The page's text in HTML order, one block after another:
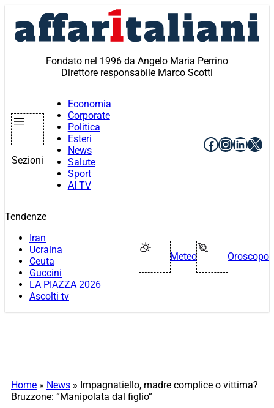
contenuto
Fondato nel 1996 da Angelo Maria Perrino
Direttore responsabile Marco Scotti
Sezioni
Economia
Corporate
Politica
Esteri
News
Salute
Sport
AI TV
Facebook
X
Tendenze
Iran
Ucraina
Ceuta
Guccini
LA PIAZZA 2026
Ascolti tv
Meteo Oroscopo
Home » News » Impagnatiello, madre complice o vittima?
Bruzzone: “Manipolata dal figlio”